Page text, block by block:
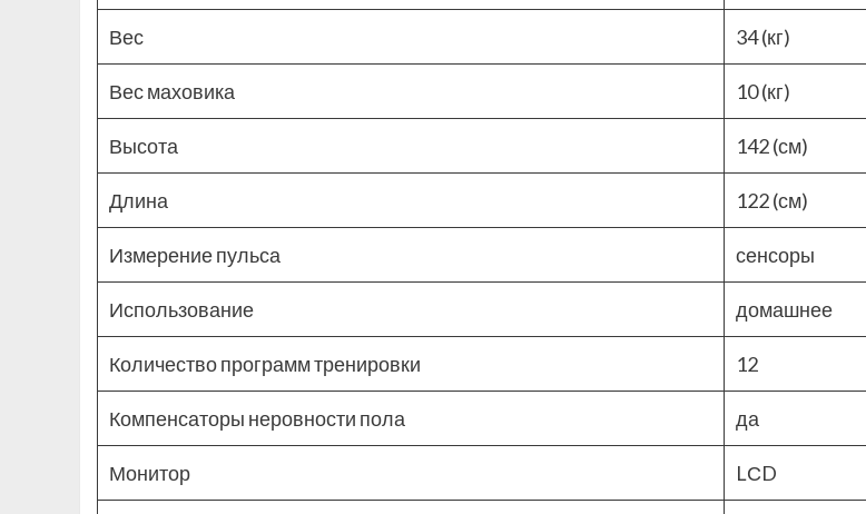
Вес 34 (кг)
Вес маховика 10 (кг)
Высота 142 (см)
Длина 122 (см)
Измерение пульса сенсоры
Использование домашнее
Количество программ тренировки 12
Компенсаторы неровности пола да
Монитор LСD